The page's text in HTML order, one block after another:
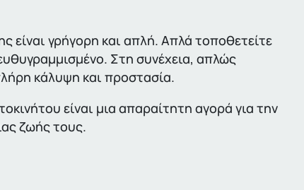
είναι γρήγορη και απλή. Απλά τοποθετείτε
Στη συνέχεια, απλώς
κάλυψη και προστασία.
είναι μια απαραίτητη αγορά για την
ζωής τους.